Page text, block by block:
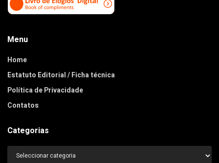
Menu
Home
Estatuto Editorial / Ficha técnica
Política de Privacidade
Contatos
Categorias
Categorias